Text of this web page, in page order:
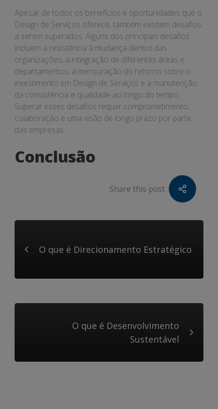
Apesar de todos os benefícios e oportunidades que o
Design de Serviços oferece, também existem desafios
a serem superados. Alguns dos principais desafios
incluem a resistência à mudança dentro das
organizações, a integração de diferentes áreas e
departamentos, a mensuração do retorno sobre o
investimento em Design de Serviços e a manutenção
da consistência e qualidade ao longo do tempo.
Superar esses desafios requer comprometimento,
colaboração e uma visão de longo prazo por parte
das empresas.
Conclusão
Share this post
O que é Direcionamento Estratégico
O que é Desenvolvimento
Sustentável